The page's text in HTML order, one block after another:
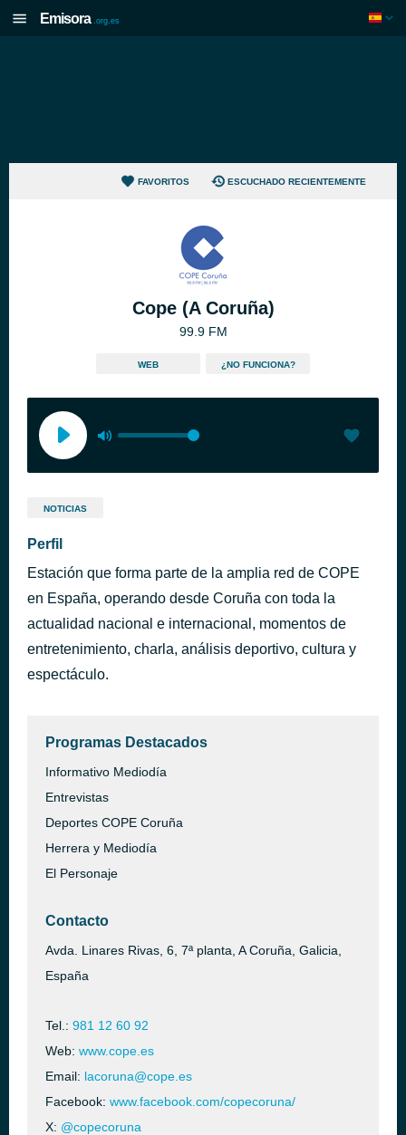
Emisora .org.es
FAVORITOS ESCUCHADO RECIENTEMENTE
Cope (A Coruña)
99.9 FM
WEB ¿NO FUNCIONA?
NOTICIAS
Perfil
Estación que forma parte de la amplia red de COPE
en España, operando desde Coruña con toda la
actualidad nacional e internacional, momentos de
entretenimiento, charla, análisis deportivo, cultura y
espectáculo.
Programas Destacados
Informativo Mediodía
Entrevistas
Deportes COPE Coruña
Herrera y Mediodía
El Personaje
Contacto
Avda. Linares Rivas, 6, 7ª planta, A Coruña, Galicia,
España
Tel.: 981 12 60 92
Web: www.cope.es
Email: lacoruna@cope.es
Facebook: www.facebook.com/copecoruna/
X: @copecoruna